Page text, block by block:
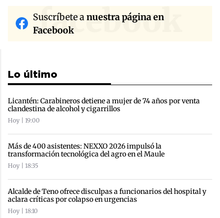
facebook
Suscríbete anuestra página en
Facebook
Lo último
Licantén: Carabineros detiene a mujer de 74 años por venta
clandestina de alcohol y cigarrillos
Hoy | 19:00
Más de 400 asistentes: NEXXO 2026 impulsó la
transformación tecnológica del agro en el Maule
Hoy | 18:35
Alcalde de Teno ofrece disculpas a funcionarios del hospital y
aclara críticas por colapso en urgencias
Hoy | 18:10